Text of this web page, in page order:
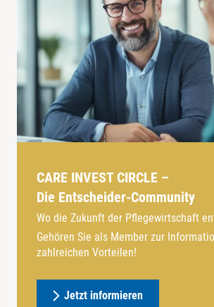
CARE INVEST CIRCLE –
Die Entscheider-Community
Wo die Zukunft der Pflegewirtschaft
Gehören Sie als Member zur
zahlreichen Vorteilen!
Jetzt informieren